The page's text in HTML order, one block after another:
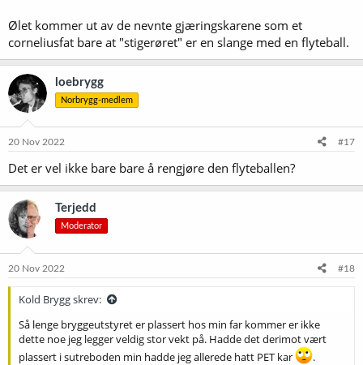
Ølet kommer ut av de nevnte gjæringskarene som et
corneliusfat bare at "stigerøret" er en slange med en flyteball.
loebrygg
Norbrygg-medlem
20 Nov 2022 #17
Det er vel ikke bare bare å rengjøre den flyteballen?
Terjedd
Moderator
20 Nov 2022 #18
Kold Brygg skrev:
Så lenge bryggeutstyret er plassert hos min far kommer er ikke
dette noe jeg legger veldig stor vekt på. Hadde det derimot vært
plassert i sutreboden min hadde jeg allerede hatt PET kar
.